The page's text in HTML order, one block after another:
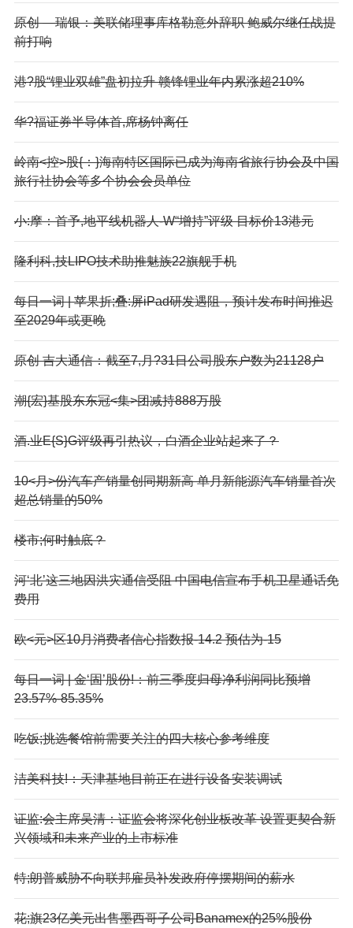
原创 —瑞银：美联储理事库格勒意外辞职 鲍威尔继任战提
前打响
港?股“锂业双雄”盘初拉升 赣锋锂业年内累涨超210%
华?福证券半导体首,席杨钟离任
岭南<控>股{：}海南特区国际已成为海南省旅行协会及中国
旅行社协会等多个协会会员单位
小:摩：首予,地平线机器人-W“增持”评级 目标价13港元
隆利科,技LIPO技术助推魅族22旗舰手机
每日一词 | 苹果折;叠:屏iPad研发遇阻，预计发布时间推迟
至2029年或更晚
原创 吉大通信：截至7,月?31日公司股东户数为21128户
潮{宏}基股东东冠<集>团减持888万股
酒.业E{S}G评级再引热议，白酒企业站起来了？
10<月>份汽车产销量创同期新高 单月新能源汽车销量首次
超总销量的50%
楼市;何时触底？
河‘北’这三地因洪灾通信受阻 中国电信宣布手机卫星通话免
费用
欧<元>区10月消费者信心指数报-14.2 预估为-15
每日一词 | 金‘固’股份!：前三季度归母净利润同比预增
23.57%-85.35%
吃饭;挑选餐馆前需要关注的四大核心参考维度
洁美科技!：天津基地目前正在进行设备安装调试
证监:会主席吴清：证监会将深化创业板改革 设置更契合新
兴领域和未来产业的上市标准
特;朗普威胁不向联邦雇员补发政府停摆期间的薪水
花;旗23亿美元出售墨西哥子公司Banamex的25%股份